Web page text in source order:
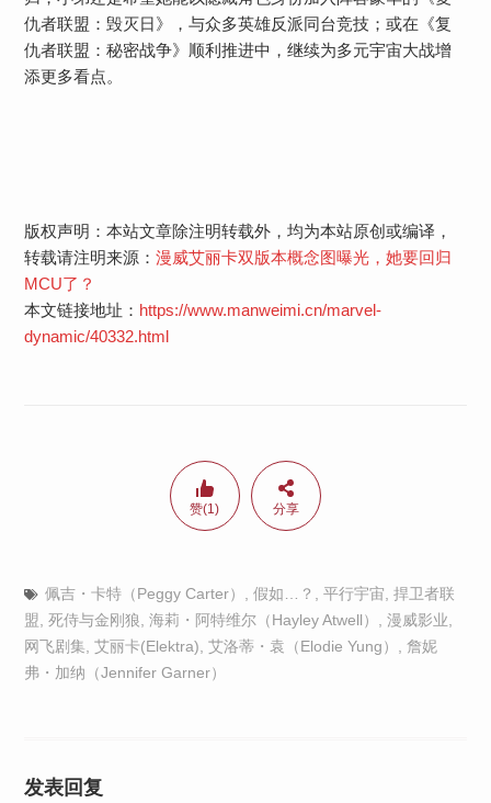
仇者联盟：毁灭日》，与众多英雄反派同台竞技；或在《复
仇者联盟：秘密战争》顺利推进中，继续为多元宇宙大战增
添更多看点。
版权声明：本站文章除注明转载外，均为本站原创或编译，
转载请注明来源： 漫威艾丽卡双版本概念图曝光，她要回归
MCU了？
本文链接地址： https://www.manweimi.cn/marvel-
dynamic/40332.html
赞(1) 分享
佩吉・卡特（Peggy Carter） 假如…？ 平行宇宙 捍卫者联
盟 死侍与金刚狼 海莉・阿特维尔（Hayley Atwell） 漫威影业
网飞剧集 艾丽卡(Elektra) 艾洛蒂・袁（Elodie Yung）
詹妮
弗・加纳（Jennifer Garner）
发表回复